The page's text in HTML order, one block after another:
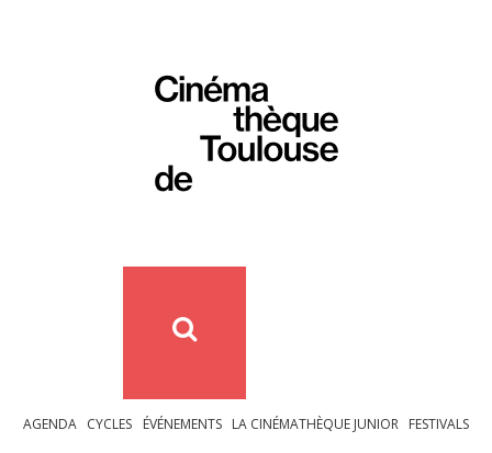
AGENDA CYCLES ÉVÉNEMENTS LA CINÉMATHÈQUE JUNIOR FESTIVALS